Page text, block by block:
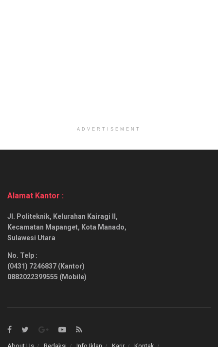
ADVERTISEMENT
Alamat Kantor :
Jl. Politeknik, Kelurahan Kairagi II,
Kecamatan Mapanget, Kota Manado,
Sulawesi Utara
No. Telp :
(0431) 7246837 (Kantor)
0882022399555 (Mobile)